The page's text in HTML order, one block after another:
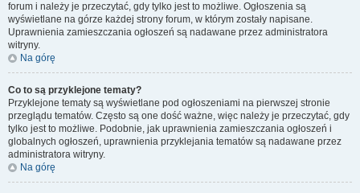
forum i należy je przeczytać, gdy tylko jest to możliwe. Ogłoszenia są
wyświetlane na górze każdej strony forum, w którym zostały napisane.
Uprawnienia zamieszczania ogłoszeń są nadawane przez administratora
witryny.
Na górę
Co to są przyklejone tematy?
Przyklejone tematy są wyświetlane pod ogłoszeniami na pierwszej stronie
przeglądu tematów. Często są one dość ważne, więc należy je przeczytać, gdy
tylko jest to możliwe. Podobnie, jak uprawnienia zamieszczania ogłoszeń i
globalnych ogłoszeń, uprawnienia przyklejania tematów są nadawane przez
administratora witryny.
Na górę